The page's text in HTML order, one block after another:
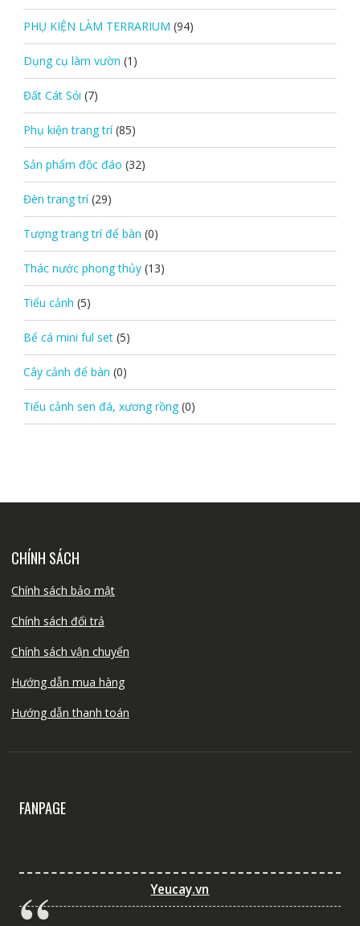
PHỤ KIỆN LÀM TERRARIUM (94)
Dụng cụ làm vườn (1)
Đất Cát Sỏi (7)
Phụ kiện trang trí (85)
Sản phẩm độc đáo (32)
Đèn trang trí (29)
Tượng trang trí để bàn (0)
Thác nước phong thủy (13)
Tiểu cảnh (5)
Bể cá mini ful set (5)
Cây cảnh để bàn (0)
Tiểu cảnh sen đá, xương rồng (0)
CHÍNH SÁCH
Chính sách bảo mật
Chính sách đổi trả
Chính sách vận chuyển
Hướng dẫn mua hàng
Hướng dẫn thanh toán
FANPAGE
Yeucay.vn